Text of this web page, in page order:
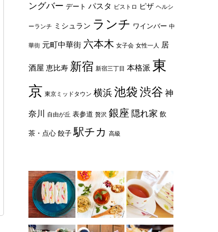
ングバー デート パスタ ビストロ ピザ ヘルシ
ーランチ ミシュラン ランチ ワインバー 中
華街 元町中華街 六本木 女子会 女性一人 居
酒屋 恵比寿 新宿 新宿三丁目 本格派 東
京 東京ミッドタウン 横浜池袋渋谷 神
奈川 自由が丘 表参道 贅沢 銀座 隠れ家 飲
茶・点心 餃子 駅チカ 高級